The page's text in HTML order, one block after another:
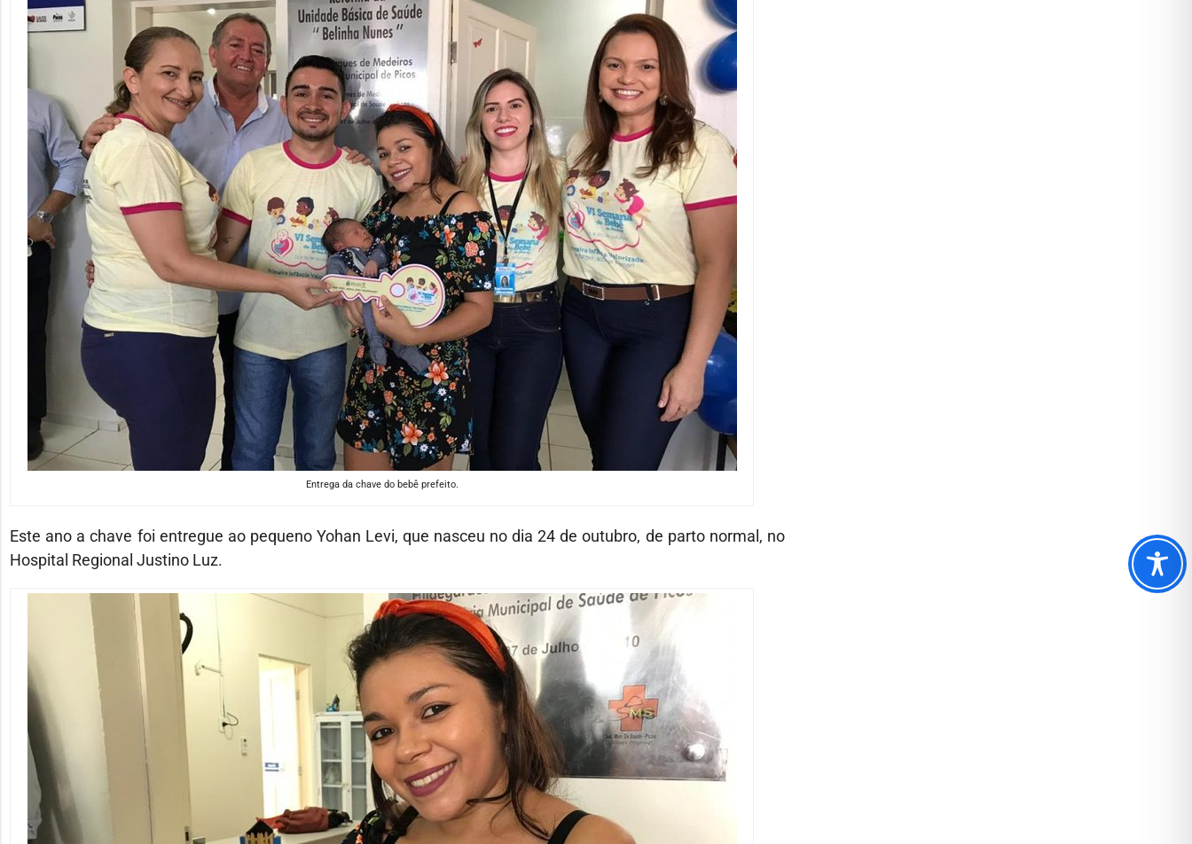
Entrega da chave do bebê prefeito.
Este ano a chave foi entregue ao pequeno Yohan Levi, que nasceu no dia 24 de outubro, de parto normal, no
Hospital Regional Justino Luz.